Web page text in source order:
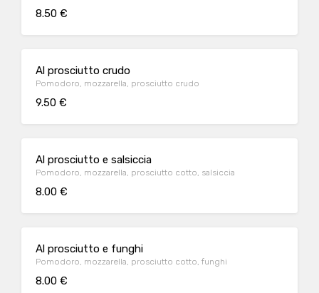
8.50 €
Al prosciutto crudo
Pomodoro, mozzarella, prosciutto crudo
9.50 €
Al prosciutto e salsiccia
Pomodoro, mozzarella, prosciutto cotto, salsiccia
8.00 €
Al prosciutto e funghi
Pomodoro, mozzarella, prosciutto cotto, funghi
8.00 €